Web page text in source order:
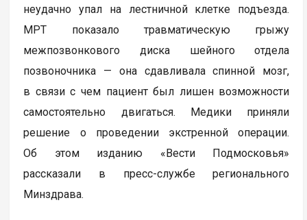
неудачно упал на лестничной клетке подъезда.
МРТ показало травматическую грыжу
межпозвонкового диска шейного отдела
позвоночника — она сдавливала спинной мозг,
в связи с чем пациент был лишен возможности
самостоятельно двигаться. Медики приняли
решение о проведении экстренной операции.
Об этом изданию «Вести Подмосковья»
рассказали в пресс-службе регионального
Минздрава.